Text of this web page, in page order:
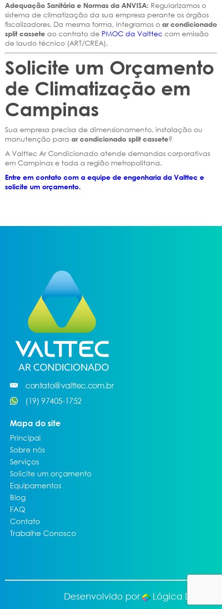
Adequação Sanitária e Normas da ANVISA: Regularizamos o
sistema de climatização da sua empresa perante os órgãos
fiscalizadores. Da mesma forma, integramos o ar condicionado
split cassete ao contrato de PMOC da Valttec com emissão
de laudo técnico (ART/CREA).
Solicite um Orçamento
de Climatização em
Campinas
Sua empresa precisa de dimensionamento, instalação ou
manutenção para ar condicionado split cassete?
A Valttec Ar Condicionado atende demandas corporativas
em Campinas e toda a região metropolitana.
Entre em contato com a equipe de engenharia da Valttec e
solicite um orçamento.
contato@valttec.com.br
(19) 97405-1752
Mapa do site
Principal
Sobre nós
Serviços
Solicite um orçamento
Equipamentos
Blog
FAQ
Contato
Trabalhe Conosco
Desenvolvido por Lógica Digital